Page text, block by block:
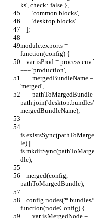
ks', check: false },
        'common.blocks',
        'desktop.blocks'
    ];
module.exports =
function(config) {
=== 'production',
'merged',
mergedBundleName);
le) ||
dle);
pathToMargedBundle);
function(nodeConfig) {